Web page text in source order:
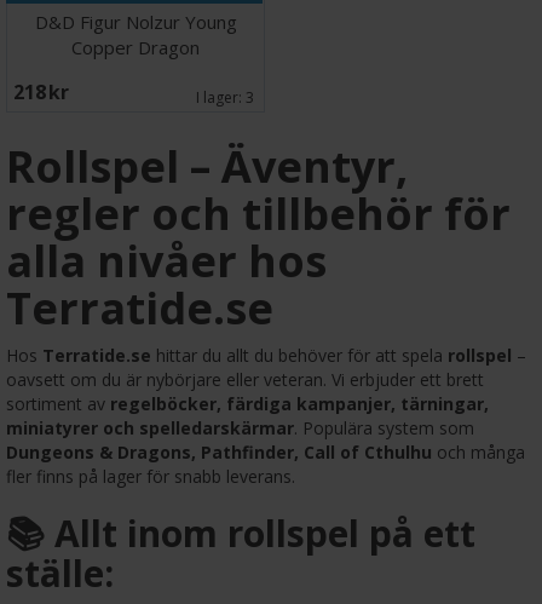
D&D Figur Nolzur Young
Copper Dragon
218 SEK I lager: 3
Rollspel – Äventyr,
regler och tillbehör för
alla nivåer hos
Terratide.se
Hos Terratide.se hittar du allt du behöver för att spela rollspel –
oavsett om du är nybörjare eller veteran. Vi erbjuder ett brett
sortiment av regelböcker, färdiga kampanjer, tärningar,
miniatyrer och spelledarskärmar. Populära system som
Dungeons & Dragons, Pathfinder, Call of Cthulhu och många
fler finns på lager för snabb leverans.
📚 Allt inom rollspel på ett
ställe: